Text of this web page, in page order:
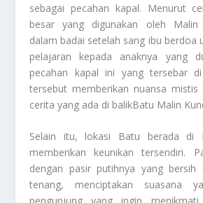
sebagai pecahan kapal. Menurut
besar yang digunakan oleh Malin
dalam badai setelah sang ibu berdoa
pelajaran kepada anaknya yang
pecahan kapal ini yang tersebar
tersebut memberikan nuansa mistis
cerita yang ada di balikBatu Malin
Selain itu, lokasi Batu berada di
memberikan keunikan tersendiri.
dengan pasir putihnya yang
tenang, menciptakan suasana